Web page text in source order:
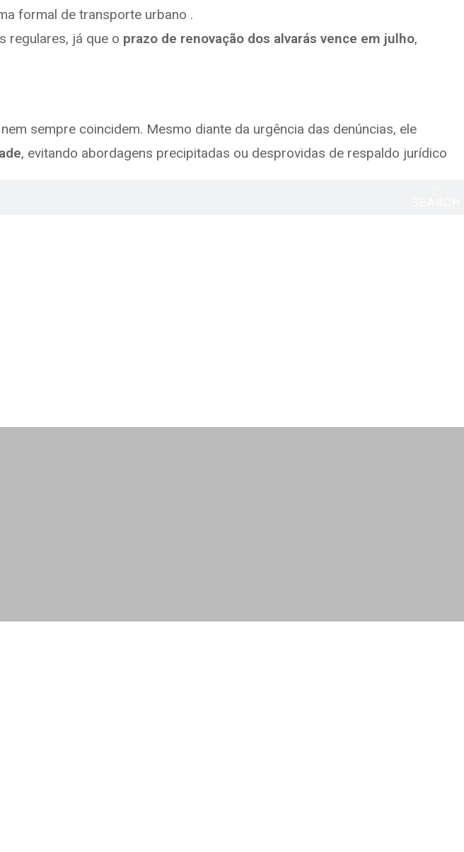
formal de transporte urbano .
regulares, já que o prazo de renovação dos alvarás vence em julho,
sempre coincidem. Mesmo diante da urgência das denúncias, ele
, evitando abordagens precipitadas ou desprovidas de respaldo jurídico